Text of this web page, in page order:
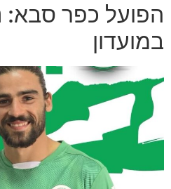
הפועל כפר סבא:
במועדון